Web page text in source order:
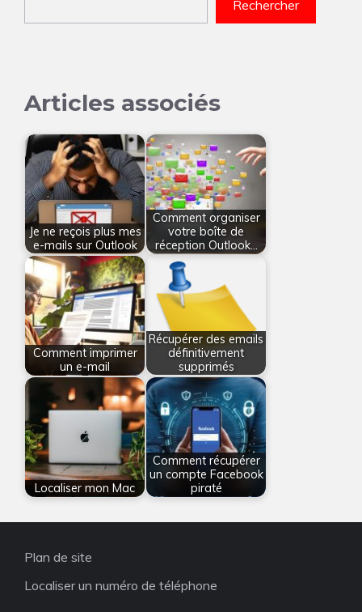
Rechercher
Articles associés
Je ne reçois plus mes
e-mails sur Outlook
Comment organiser
votre boîte de
réception Outlook…
Comment imprimer
un e-mail
Récupérer des emails
définitivement
supprimés
Localiser mon Mac
Comment récupérer
un compte Facebook
piraté
Plan de site
Localiser un numéro de téléphone